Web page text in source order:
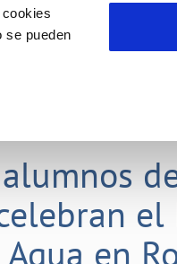
se pueden
Comunica
el
en